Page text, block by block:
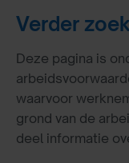
Verder
Deze pagina is
waarvoor
grond van de
deel informatie